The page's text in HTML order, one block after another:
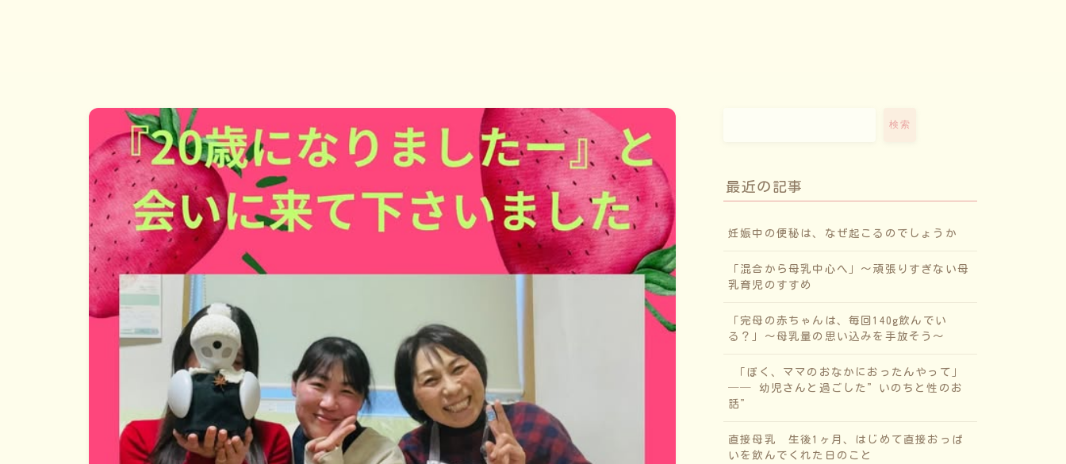
検索
最近の記事
妊娠中の便秘は、なぜ起こるのでしょうか
「混合から母乳中心へ」〜頑張りすぎない母
乳育児のすすめ
「完母の赤ちゃんは、毎回140g飲んでい
る？」〜母乳量の思い込みを手放そう〜
「ぼく、ママのおなかにおったんやって」
── 幼児さんと過ごした”いのちと性のお
話”
直接母乳 生後1ヶ月、はじめて直接おっぱ
いを飲んでくれた日のこと